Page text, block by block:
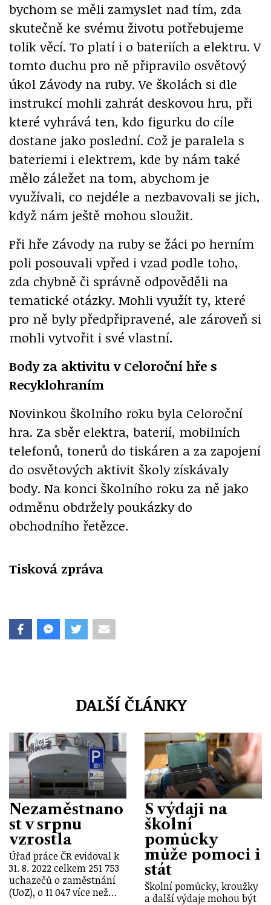
bychom se měli zamyslet nad tím, zda
skutečně ke svému životu potřebujeme
tolik věcí. To platí i o bateriích a elektru. V
tomto duchu pro ně připravilo osvětový
úkol Závody na ruby. Ve školách si dle
instrukcí mohli zahrát deskovou hru, při
které vyhrává ten, kdo figurku do cíle
dostane jako poslední. Což je paralela s
bateriemi i elektrem, kde by nám také
mělo záležet na tom, abychom je
využívali, co nejdéle a nezbavovali se jich,
když nám ještě mohou sloužit.
Při hře Závody na ruby se žáci po herním
poli posouvali vpřed i vzad podle toho,
zda chybně či správně odpověděli na
tematické otázky. Mohli využít ty, které
pro ně byly předpřipravené, ale zároveň si
mohli vytvořit i své vlastní.
Body za aktivitu v Celoroční hře s
Recyklohraním
Novinkou školního roku byla Celoroční
hra. Za sběr elektra, baterií, mobilních
telefonů, tonerů do tiskáren a za zapojení
do osvětových aktivit školy získávaly
body. Na konci školního roku za ně jako
odměnu obdržely poukázky do
obchodního řetězce.
Tisková zpráva
DALŠÍ ČLÁNKY
Nezaměstnano
st v srpnu
vzrostla
Úřad práce ČR evidoval k
31. 8. 2022 celkem 251 753
uchazečů o zaměstnání
(UoZ), o 11 047 více než…
S výdaji na
školní
pomůcky
může pomoci i
stát
Školní pomůcky, kroužky
a další výdaje mohou být